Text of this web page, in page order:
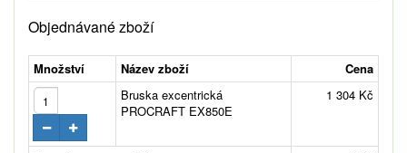
Objednávané zboží
Množství Název zboží
Cena
Bruska excentrická
PROCRAFT EX850E
1 304 Kč